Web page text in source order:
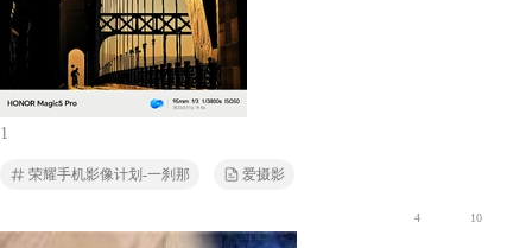
1
荣耀手机影像计划-一刹那 爱摄影
4 10